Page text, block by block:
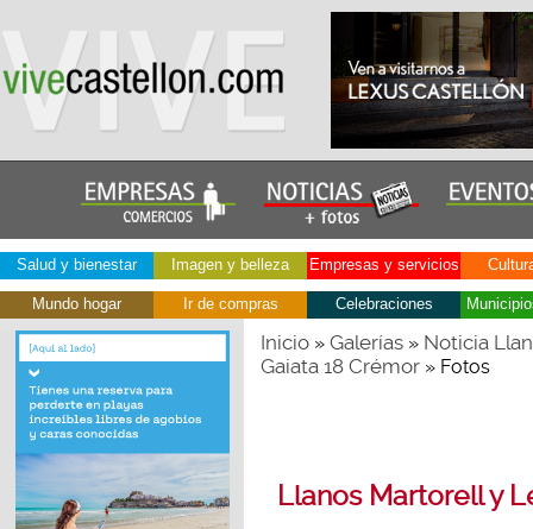
Salud y bienestar Imagen y belleza Empresas y servicios
Mundo hogar Ir de compras Celebraciones
Inicio» Galerías» Noticia
Gaiata 18 Crémor» Fotos
Llanos Martorell y